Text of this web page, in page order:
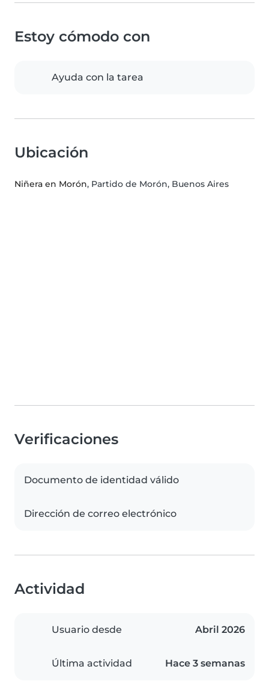
Estoy cómodo con
Ayuda con la tarea
Ubicación
Niñera en Morón, Partido de Morón, Buenos Aires
Verificaciones
Documento de identidad válido
Dirección de correo electrónico
Actividad
Usuario desde Abril 2026
Última actividad Hace 3 semanas